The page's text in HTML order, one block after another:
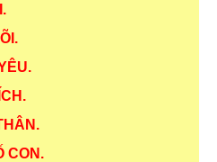
.
.
.
.
.
CON .